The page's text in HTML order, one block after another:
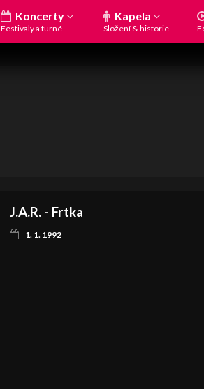
Koncerty
Festivaly a turné
Kapela
Složení & historie
J.A.R. - Frtka
1. 1. 1992